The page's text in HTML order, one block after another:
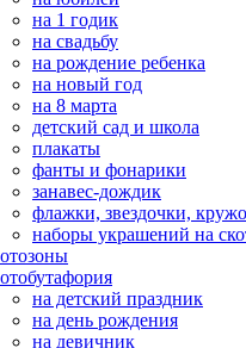
на 1 годик
на свадьбу
на рождение ребенка
на новый год
на 8 марта
детский сад и школа
плакаты
фанты и фонарики
занавес-дождик
флажки, звездочки,
наборы украшений на
на детский праздник
на день рождения
на девичник